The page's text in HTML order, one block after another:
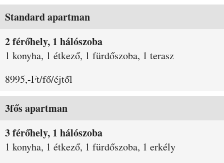
Szobák és árak
Standard apartman
2 férőhely, 1 hálószoba
1 konyha, 1 étkező, 1 fürdőszoba, 1 terasz
8995,-Ft/fő/éjtől
3fős apartman
3 férőhely, 1 hálószoba
1 konyha, 1 étkező, 1 fürdőszoba, 1 erkély